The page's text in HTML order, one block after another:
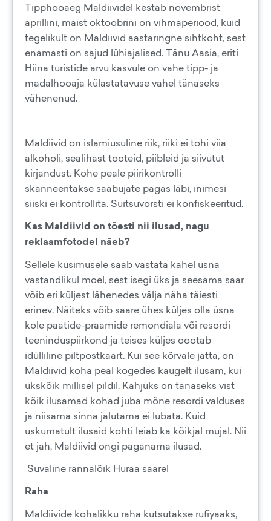
Tipphooaeg Maldiividel kestab novembrist
aprillini, maist oktoobrini on vihmaperiood, kuid
tegelikult on Maldiivid aastaringne sihtkoht, sest
enamasti on sajud lühiajalised. Tänu Aasia, eriti
Hiina turistide arvu kasvule on vahe tipp- ja
madalhooaja külastatavuse vahel tänaseks
vähenenud.
Maldiivid on islamiusuline riik, riiki ei tohi viia
alkoholi, sealihast tooteid, piibleid ja siivutut
kirjandust. Kohe peale piirikontrolli
skanneeritakse saabujate pagas läbi, inimesi
siiski ei kontrollita. Suitsuvorsti ei konfiskeeritud.
Kas Maldiivid on tõesti nii ilusad, nagu
reklaamfotodel näeb?
Sellele küsimusele saab vastata kahel üsna
vastandlikul moel, sest isegi üks ja seesama saar
võib eri küljest lähenedes välja näha täiesti
erinev. Näiteks võib saare ühes küljes olla üsna
kole paatide-praamide remondiala või resordi
teeninduspiirkond ja teises küljes oootab
idülliline piltpostkaart. Kui see kõrvale jätta, on
Maldiivid koha peal kogedes kaugelt ilusam, kui
ükskõik millisel pildil. Kahjuks on tänaseks vist
kõik ilusamad kohad juba mõne resordi valduses
ja niisama sinna jalutama ei lubata. Kuid
uskumatult ilusaid kohti leiab ka kõikjal mujal. Nii
et jah, Maldiivid ongi paganama ilusad.
Suvaline rannalõik Huraa saarel
Raha
Maldiivide kohalikku raha kutsutakse rufiyaaks,